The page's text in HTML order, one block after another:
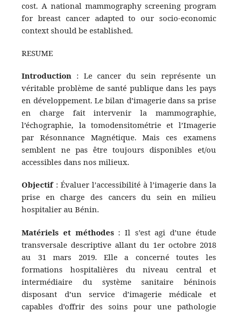
cost. A national mammography screening program
for breast cancer adapted to our socio-economic
context should be established.
RESUME
Introduction : Le cancer du sein représente un
véritable problème de santé publique dans les pays
en développement. Le bilan d’imagerie dans sa prise
en charge fait intervenir la mammographie,
l’échographie, la tomodensitométrie et l’Imagerie
par Résonnance Magnétique. Mais ces examens
semblent ne pas être toujours disponibles et/ou
accessibles dans nos milieux.
Objectif : Évaluer l’accessibilité à l’imagerie dans la
prise en charge des cancers du sein en milieu
hospitalier au Bénin.
Matériels et méthodes: Il s’est agi d’une étude
transversale descriptive allant du 1er octobre 2018
au 31 mars 2019. Elle a concerné toutes les
formations hospitalières du niveau central et
intermédiaire du système sanitaire béninois
disposant d’un service d’imagerie médicale et
capables d’offrir des soins pour une pathologie